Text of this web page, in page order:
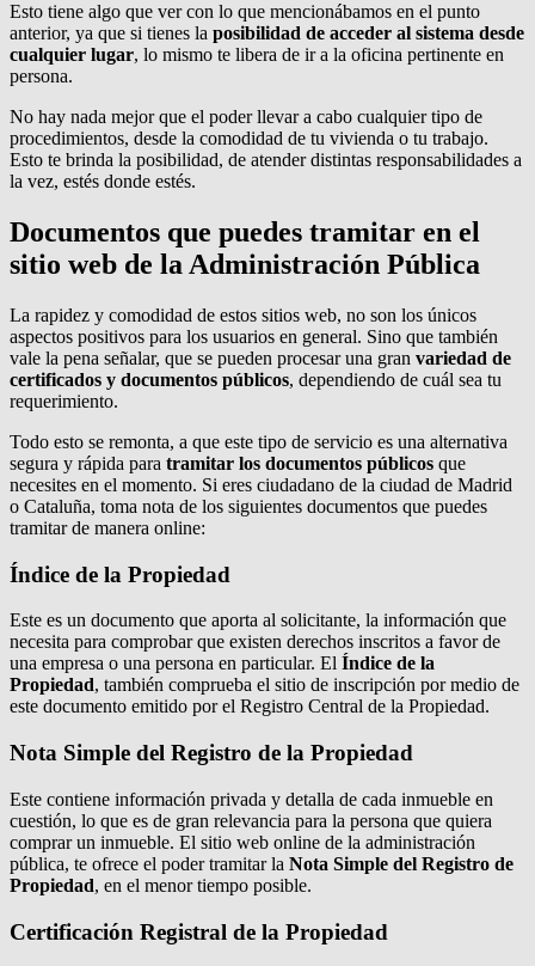
Esto tiene algo que ver con lo que mencionábamos en el punto
anterior, ya que si tienes la posibilidad de acceder al sistema desde
cualquier lugar, lo mismo te libera de ir a la oficina pertinente en
persona.
No hay nada mejor que el poder llevar a cabo cualquier tipo de
procedimientos, desde la comodidad de tu vivienda o tu trabajo.
Esto te brinda la posibilidad, de atender distintas responsabilidades a
la vez, estés donde estés.
Documentos que puedes tramitar en el
sitio web de la Administración Pública
La rapidez y comodidad de estos sitios web, no son los únicos
aspectos positivos para los usuarios en general. Sino que también
vale la pena señalar, que se pueden procesar una gran variedad de
certificados y documentos públicos, dependiendo de cuál sea tu
requerimiento.
Todo esto se remonta, a que este tipo de servicio es una alternativa
segura y rápida para tramitar los documentos públicos que
necesites en el momento. Si eres ciudadano de la ciudad de Madrid
o Cataluña, toma nota de los siguientes documentos que puedes
tramitar de manera online:
Índice de la Propiedad
Este es un documento que aporta al solicitante, la información que
necesita para comprobar que existen derechos inscritos a favor de
una empresa o una persona en particular. El Índice de la
Propiedad, también comprueba el sitio de inscripción por medio de
este documento emitido por el Registro Central de la Propiedad.
Nota Simple del Registro de la Propiedad
Este contiene información privada y detalla de cada inmueble en
cuestión, lo que es de gran relevancia para la persona que quiera
comprar un inmueble. El sitio web online de la administración
pública, te ofrece el poder tramitar la Nota Simple del Registro de
Propiedad, en el menor tiempo posible.
Certificación Registral de la Propiedad